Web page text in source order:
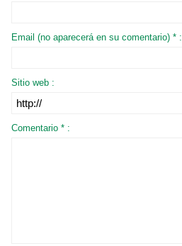
Email (no aparecerá en su comentario) * :
Sitio web :
Comentario * :